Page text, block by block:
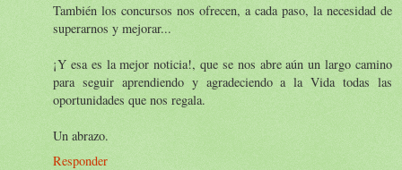
También los concursos nos ofrecen, a cada paso, la necesidad de
superarnos y mejorar...
¡Y esa es la mejor noticia!, que se nos abre aún un largo camino
para seguir aprendiendo y agradeciendo a la Vida todas las
oportunidades que nos regala.
Un abrazo.
Responder